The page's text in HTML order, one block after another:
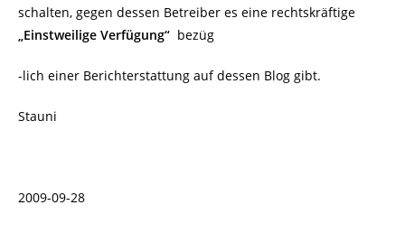
schalten, gegen dessen Betreiber es eine rechtskräftige
„Einstweilige Verfügung“ bezüg
-lich einer Berichterstattung auf dessen Blog gibt.
Stauni
2009-09-28